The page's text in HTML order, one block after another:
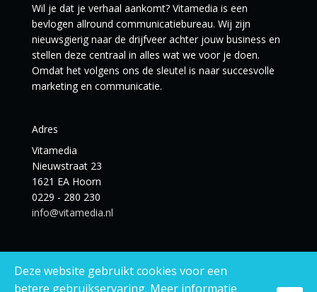
Wil je dat je verhaal aankomt? Vitamedia is een
bevlogen allround communicatiebureau. Wij zijn
nieuwsgierig naar de drijfveer achter jouw business en
stellen deze centraal in alles wat we voor je doen.
Omdat het volgens ons de sleutel is naar succesvolle
marketing en communicatie.
Adres
Vitamedia
Nieuwstraat 23
1621 EA Hoorn
0229 - 280 230
info@vitamedia.nl
Deze website gebruikt cookies voor een
betere gebruikservaring. Meer informatie